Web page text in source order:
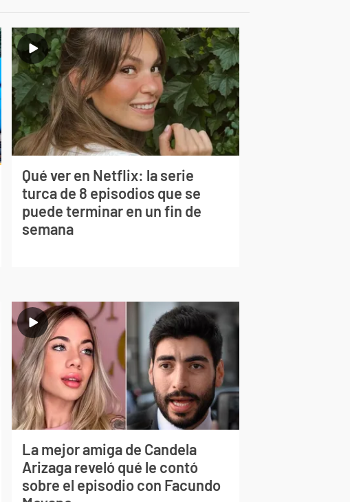
Qué ver en Netflix: la serie
turca de 8 episodios que se
puede terminar en un fin de
semana
La mejor amiga de Candela
Arizaga reveló qué le contó
sobre el episodio con Facundo